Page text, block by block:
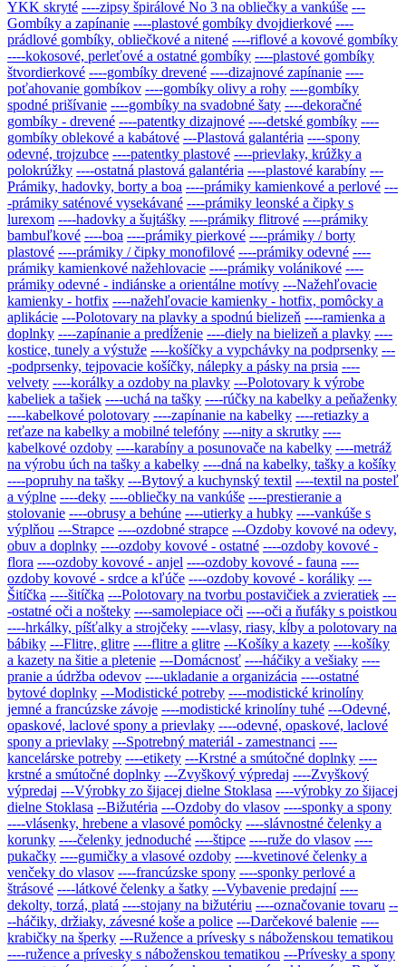
YKK skryté ----zipsy špirálové No 3 na obliečky a vankúše ---
Gombíky a zapínanie ----plastové gombíky dvojdierkové ----
prádlové gombíky, obliečkové a nitené ----riflové a kovové gombíky
----kokosové, perleťové a ostatné gombíky ----plastové gombíky
štvordierkové ----gombíky drevené ----dizajnové zapínanie ----
poťahovanie gombíkov ----gombíky olivy a rohy ----gombíky
spodné prišívanie ----gombíky na svadobné šaty ----dekoračné
gombíky - drevené ----patentky dizajnové ----detské gombíky ----
gombíky oblekové a kabátové ---Plastová galantéria ----spony
odevné, trojzubce ----patentky plastové ----prievlaky, krúžky a
polokrúžky ----ostatná plastová galantéria ----plastové karabíny ---
Prámiky, hadovky, borty a boa ----prámiky kamienkové a perlové ---
-prámiky saténové vysekávané ----prámiky leonské a čipky s
lurexom ----hadovky a šujtášky ----prámiky flitrové ----prámiky
bambuľkové ----boa ----prámiky pierkové ----prámiky / borty
plastové ----prámiky / čipky monofilové ----prámiky odevné ----
prámiky kamienkové nažehlovacie ----prámiky volánikové ----
prámiky odevné - indiánske a orientálne motívy ---Nažehľovacie
kamienky - hotfix ----nažehľovacie kamienky - hotfix, pomôcky a
aplikácie ---Polotovary na plavky a spodnú bielizeň ----ramienka a
doplnky ----zapínanie a predĺženie ----diely na bielizeň a plavky ----
kostice, tunely a výstuže ----košíčky a vypchávky na podprsenky ---
-podprsenky, tejpovacie košíčky, nálepky a pásky na prsia ----
velvety ----korálky a ozdoby na plavky ---Polotovary k výrobe
kabeliek a tašiek ----uchá na tašky ----rúčky na kabelky a peňaženky
----kabelkové polotovary ----zapínanie na kabelky ----retiazky a
reťaze na kabelky a mobilné telefóny ----nity a skrutky ----
kabelkové ozdoby ----karabíny a posunovače na kabelky ----metráž
na výrobu úch na tašky a kabelky ----dná na kabelky, tašky a košíky
----popruhy na tašky ---Bytový a kuchynský textil ----textil na posteľ
a výplne ----deky ----obliečky na vankúše ----prestieranie a
stolovanie ----obrusy a behúne ----utierky a hubky ----vankúše s
výplňou ---Strapce ----ozdobné strapce ---Ozdoby kovové na odevy,
obuv a doplnky ----ozdoby kovové - ostatné ----ozdoby kovové -
flora ----ozdoby kovové - anjel ----ozdoby kovové - fauna ----
ozdoby kovové - srdce a kľúče ----ozdoby kovové - koráliky ---
Šitíčka ----šitíčka ---Polotovary na tvorbu postavičiek a zvieratiek ---
-ostatné oči a nošteky ----samolepiace oči ----oči a ňufáky s poistkou
----hrkálky, píšťalky a strojčeky ----vlasy, riasy, kĺby a polotovary na
bábiky ---Flitre, glitre ----flitre a glitre ---Košíky a kazety ----košíky
a kazety na šitie a pletenie ---Domácnosť ----háčiky a vešiaky ----
pranie a údržba odevov ----ukladanie a organizácia ----ostatné
bytové doplnky ---Modistické potreby ----modistické krinolíny
jemné a francúzske závoje ----modistické krinolíny tuhé ---Odevné,
opaskové, laclové spony a prievlaky ----odevné, opaskové, laclové
spony a prievlaky ---Spotrebný materiál - zamestnanci ----
kancelárske potreby ----etikety ---Krstné a smútočné doplnky ----
krstné a smútočné doplnky ---Zvyškový výpredaj ----Zvyškový
výpredaj ---Výrobky zo šijacej dielne Stoklasa ----výrobky zo šijacej
dielne Stoklasa --Bižutéria ---Ozdoby do vlasov ----sponky a spony
----vlásenky, hrebene a vlasové pomôcky ----slávnostné čelenky a
korunky ----čelenky jednoduché ----štipce ----ruže do vlasov ----
pukačky ----gumičky a vlasové ozdoby ----kvetinové čelenky a
venčeky do vlasov ----francúzske spony ----sponky perlové a
štrásové ----látkové čelenky a šatky ---Vybavenie predajní ----
dekolty, torzá, platá ----stojany na bižutériu ----označovanie tovaru --
--háčiky, držiaky, závesné koše a police ---Darčekové balenie ----
krabičky na šperky ---Ružence a prívesky s náboženskou tematikou
----ružence a prívesky s náboženskou tematikou ---Prívesky a spony